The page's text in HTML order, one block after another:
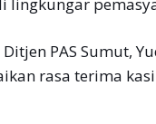
PAS Sumut,
rasa terima